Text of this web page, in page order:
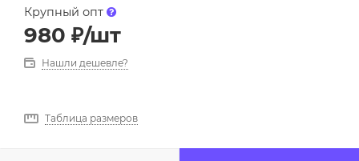
Крупный опт
980 ₽/шт
Нашли дешевле?
Таблица размеров